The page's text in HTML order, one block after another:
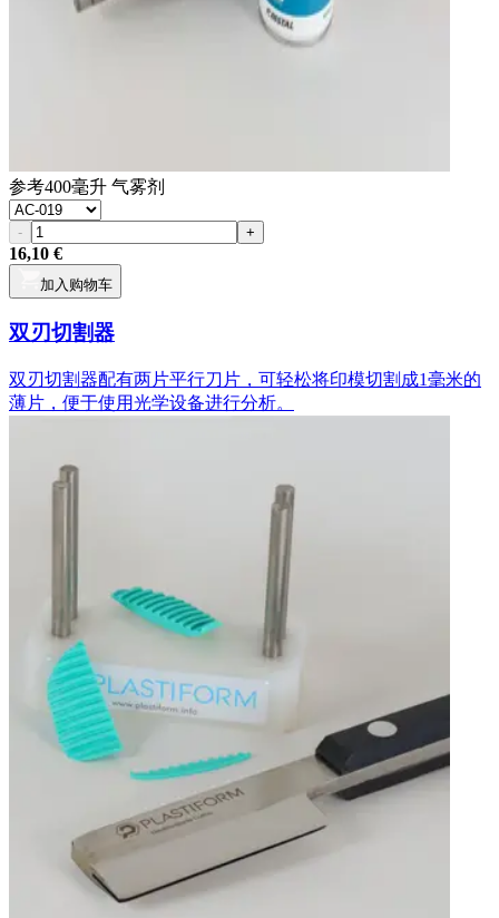
参考400毫升 气雾剂
- +
16,10 €
加入购物车
双刃切割器
双刃切割器配有两片平行刀片，可轻松将印模切割成1毫米的
薄片，便于使用光学设备进行分析。